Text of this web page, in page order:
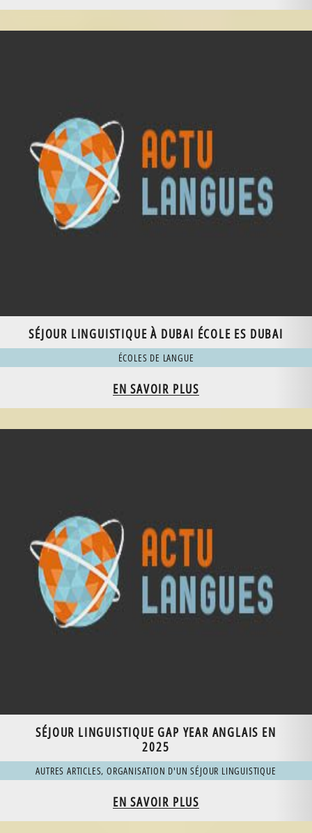
SÉJOUR LINGUISTIQUE À DUBAI ÉCOLE ES DUBAI
ÉCOLES DE LANGUE
EN SAVOIR PLUS
SÉJOUR LINGUISTIQUE GAP YEAR ANGLAIS EN
2025
AUTRES ARTICLES, ORGANISATION D'UN SÉJOUR LINGUISTIQUE
EN SAVOIR PLUS